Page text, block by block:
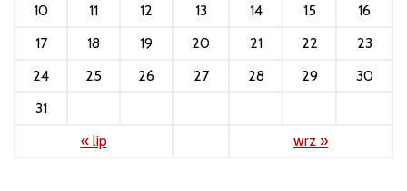
10
11 12 13 14 15
16
17
18 19 20 21 22
23
24
25 26 27 28 29
30
31
« lip
wrz »